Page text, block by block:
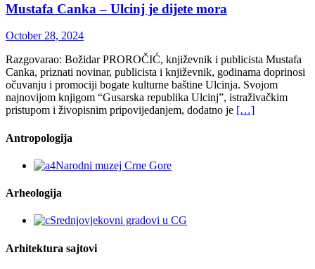
Mustafa Canka – Ulcinj je dijete mora
October 28, 2024
Razgovarao: Božidar PROROČIĆ, književnik i publicista Mustafa
Canka, priznati novinar, publicista i književnik, godinama doprinosi
očuvanju i promociji bogate kulturne baštine Ulcinja. Svojom
najnovijom knjigom “Gusarska republika Ulcinj”, istraživačkim
pristupom i živopisnim pripovijedanjem, dodatno je […]
Antropologija
Arheologija
Arhitektura sajtovi